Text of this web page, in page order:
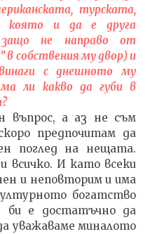
турската,
която и да е друга
не направо от
в собствения му двор) и
с днешното му
ли какво да губи в
въпрос, а аз не съм
предпочитам да
поглед на нещата.
всичко. И като всеки
и неповторим и има
богатство
би е достатъчно да
уважаваме миналото